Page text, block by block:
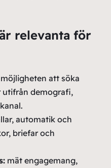
relevanta för
möjligheten att söka
demografi,
automatik och
briefar och
mät engagemang,